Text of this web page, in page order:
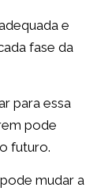
e
fase da
para essa
pode
futuro.
mudar a